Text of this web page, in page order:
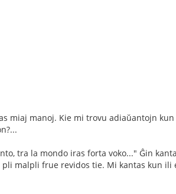
miaj manoj. Kie mi trovu adiaŭantojn kun
tra la mondo iras forta voko..." Ĝin
malpli frue revidos tie. Mi kantas kun ili